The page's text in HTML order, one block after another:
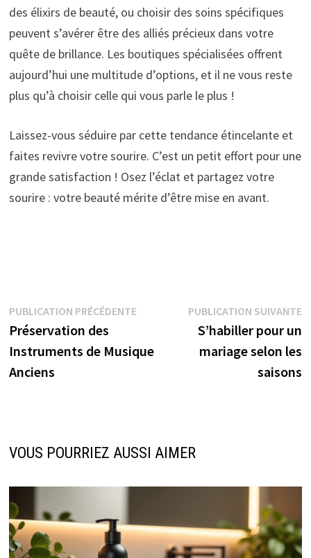
des élixirs de beauté, ou choisir des soins spécifiques
peuvent s’avérer être des alliés précieux dans votre
quête de brillance. Les boutiques spécialisées offrent
aujourd’hui une multitude d’options, et il ne vous reste
plus qu’à choisir celle qui vous parle le plus !
Laissez-vous séduire par cette tendance étincelante et
faites revivre votre sourire. C’est un petit effort pour une
grande satisfaction ! Osez l’éclat et partagez votre
sourire : votre beauté mérite d’être mise en avant.
Navigation
de
l’article
PUBLICATION PRÉCÉDENTEPublication
précédente :
Préservation des
Instruments de Musique
Anciens
PUBLICATION SUIVANTE
S’habiller pour un
mariage selon les
saisons
VOUS POURRIEZ AUSSI AIMER